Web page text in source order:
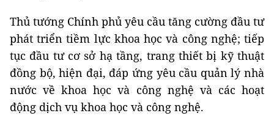
Thủ tướng Chính phủ yêu cầu tăng cường đầu tư
phát triển tiềm lực khoa học và công nghệ; tiếp
tục đầu tư cơ sở hạ tầng, trang thiết bị kỹ thuật
đồng bộ, hiện đại, đáp ứng yêu cầu quản lý nhà
nước về khoa học và công nghệ và các hoạt
động dịch vụ khoa học và công nghệ.